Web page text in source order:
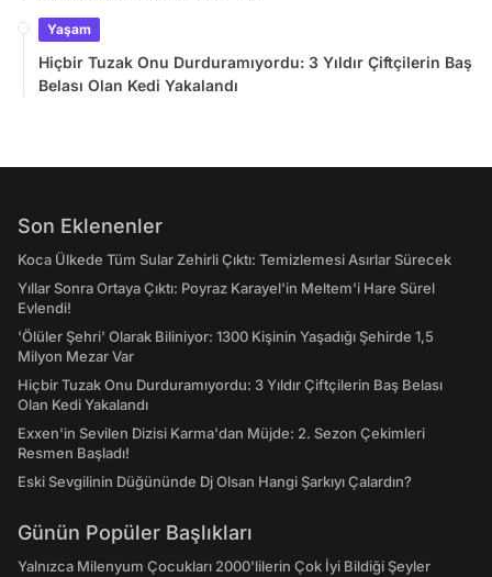
Yaşam
Hiçbir Tuzak Onu Durduramıyordu: 3 Yıldır Çiftçilerin Baş
Belası Olan Kedi Yakalandı
Son Eklenenler
Koca Ülkede Tüm Sular Zehirli Çıktı: Temizlemesi Asırlar Sürecek
Yıllar Sonra Ortaya Çıktı: Poyraz Karayel'in Meltem'i Hare Sürel
Evlendi!
'Ölüler Şehri' Olarak Biliniyor: 1300 Kişinin Yaşadığı Şehirde 1,5
Milyon Mezar Var
Hiçbir Tuzak Onu Durduramıyordu: 3 Yıldır Çiftçilerin Baş Belası
Olan Kedi Yakalandı
Exxen'in Sevilen Dizisi Karma'dan Müjde: 2. Sezon Çekimleri
Resmen Başladı!
Eski Sevgilinin Düğününde Dj Olsan Hangi Şarkıyı Çalardın?
Günün Popüler Başlıkları
Yalnızca Milenyum Çocukları 2000'lilerin Çok İyi Bildiği Şeyler